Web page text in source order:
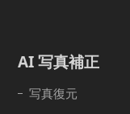
AI 写真補正
写真復元